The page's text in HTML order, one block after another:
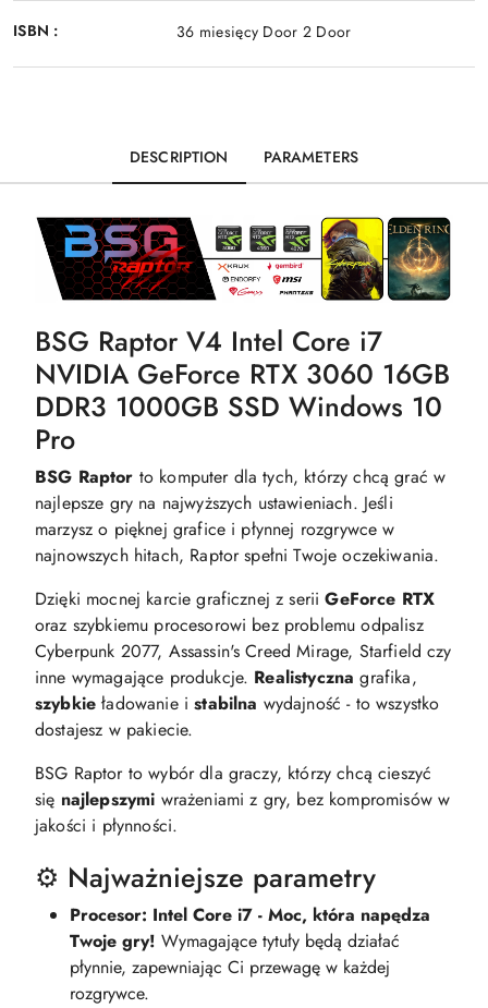
ISBN : 36 miesięcy Door 2 Door
DESCRIPTION PARAMETERS
BSG Raptor V4 Intel Core i7
NVIDIA GeForce RTX 3060 16GB
DDR3 1000GB SSD Windows 10
Pro
BSG Raptor to komputer dla tych, którzy chcą grać w
najlepsze gry na najwyższych ustawieniach. Jeśli
marzysz o pięknej grafice i płynnej rozgrywce w
najnowszych hitach, Raptor spełni Twoje oczekiwania.
Dzięki mocnej karcie graficznej z seriiGeForce RTX
oraz szybkiemu procesorowi bez problemu odpalisz
Cyberpunk 2077, Assassin's Creed Mirage, Starfield czy
inne wymagające produkcje. Realistyczna grafika,
szybkie ładowanie istabilna wydajność - to wszystko
dostajesz w pakiecie.
BSG Raptor to wybór dla graczy, którzy chcą cieszyć
się najlepszymi wrażeniami z gry, bez kompromisów w
jakości i płynności.
⚙️ Najważniejsze parametry
Procesor: Intel Core i7 - Moc, która napędza
Twoje gry! Wymagające tytuły będą działać
płynnie, zapewniając Ci przewagę w każdej
rozgrywce.